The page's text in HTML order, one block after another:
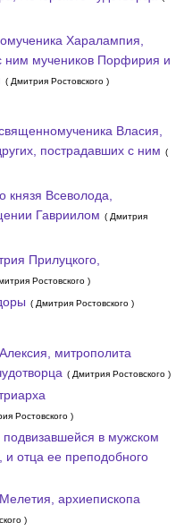
Харалампия,
ним мучеников Порфирия и
( Дмитрия Ростовского )
Власия,
пострадавших с ним (
князя Всеволода,
Гавриилом ( Дмитрия
Прилуцкого,
Ростовского )
( Дмитрия Ростовского )
митрополита
( Дмитрия Ростовского )
Ростовского )
в мужском
отца ее преподобного
архиепископа
)